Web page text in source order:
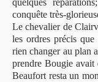
quelques
conquête très-
Le chevalier de
les ordres précis
rien changer au plan
prendre Bougie
Beaufort resta un